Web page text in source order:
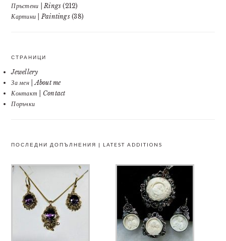
Пръстени | Rings (212)
Картини | Paintings(38)
СТРАНИЦИ
Jewellery
За мен | About me
Контакт | Contact
Поръчки
ПОСЛЕДНИ ДОПЪЛНЕНИЯ | LATEST ADDITIONS